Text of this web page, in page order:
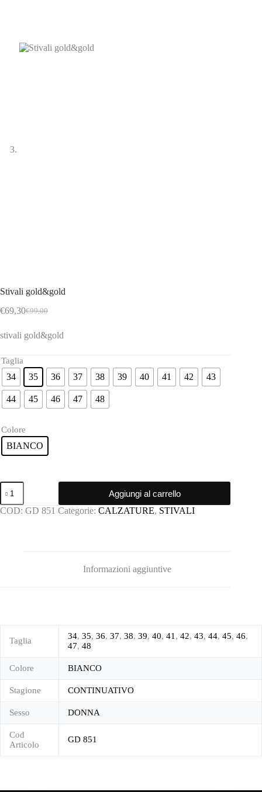
Stivali gold&gold
€99,00
Il
originale
€69,30Il
attuale
stivali gold&gold
Taglia
34 35 36 37 38 39 40 41 42 43
44 45 46 47 48
Colore
BIANCO
Stivali
gold&gold
quantità
Aggiungi al carrello
COD: GD 851 Categorie: CALZATURE, STIVALI
Informazioni aggiuntive
Taglia 34, 35, 36, 37, 38, 39, 40, 41 , 42, 43, 44, 45, 46,
47, 48
Colore BIANCO
Stagione CONTINUATIVO
Sesso DONNA
Cod
Articolo
GD 851